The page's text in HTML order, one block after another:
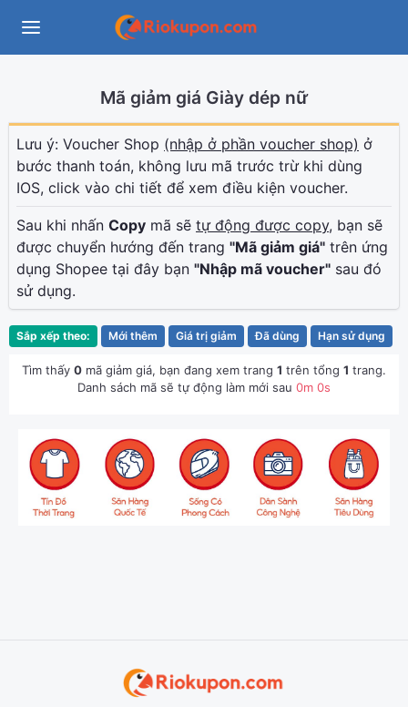
Mã giảm giá Giày dép nữ
Lưu ý: Voucher Shop (nhập ở phần voucher shop) ở
bước thanh toán, không lưu mã trước trừ khi dùng
IOS, click vào chi tiết để xem điều kiện voucher.
Sau khi nhấn Copy mã sẽ tự động được copy, bạn sẽ
được chuyển hướng đến trang "Mã giảm giá" trên ứng
dụng Shopee tại đây bạn "Nhập mã voucher" sau đó
sử dụng.
Sắp xếp theo: Mới thêm Giá trị giảm Đã dùng Hạn sử dụng
Tìm thấy 0 mã giảm giá, bạn đang xem trang 1 trên tổng 1 trang.
Danh sách mã sẽ tự động làm mới sau 0m 0s